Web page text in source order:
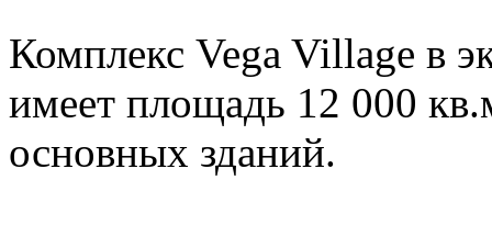
Комплекс Vega Village в
имеет площадь 12 000
основных зданий.